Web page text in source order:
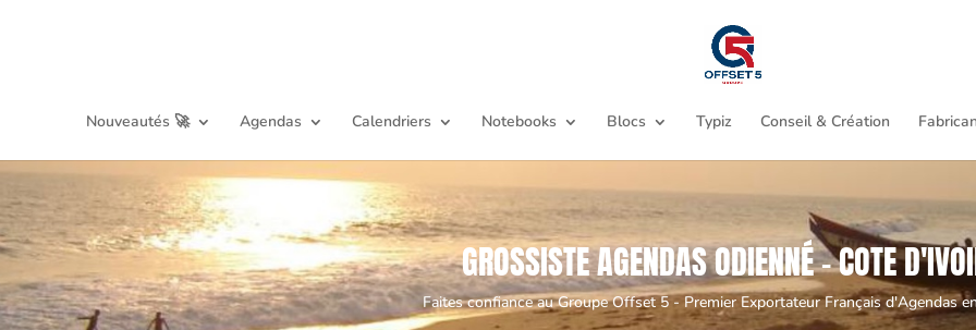
Nouveautés 🚀 Agendas Calendriers Notebooks Blocs Typiz Conseil & Création
GROSSISTE AGENDAS ODIENNÉ - COTE
Faites confiance au Groupe Offset 5 - Premier Exportateur Français d'Agendas